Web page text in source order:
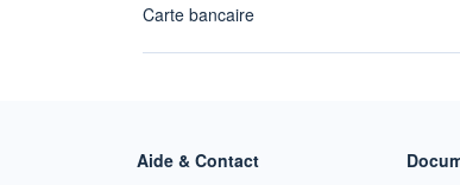
Carte bancaire
Aide & Contact